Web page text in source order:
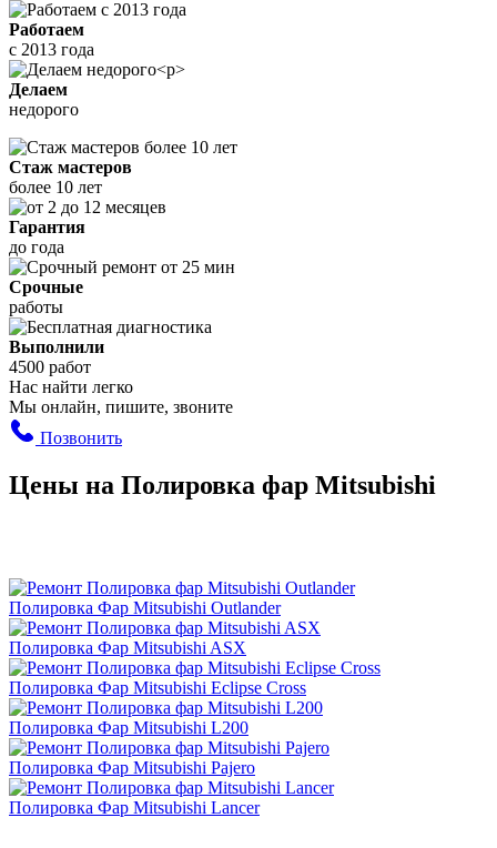
Работаем
с 2013 года
Делаем
недорого
Стаж мастеров
более 10 лет
Гарантия
до года
Срочные
работы
Выполнили
4500 работ
Нас найти легко
Мы онлайн, пишите, звоните
Позвонить
Цены на Полировка фар Mitsubishi
Полировка Фар Mitsubishi Outlander
Полировка Фар Mitsubishi ASX
Полировка Фар Mitsubishi Eclipse Cross
Полировка Фар Mitsubishi L200
Полировка Фар Mitsubishi Pajero
Полировка Фар Mitsubishi Lancer